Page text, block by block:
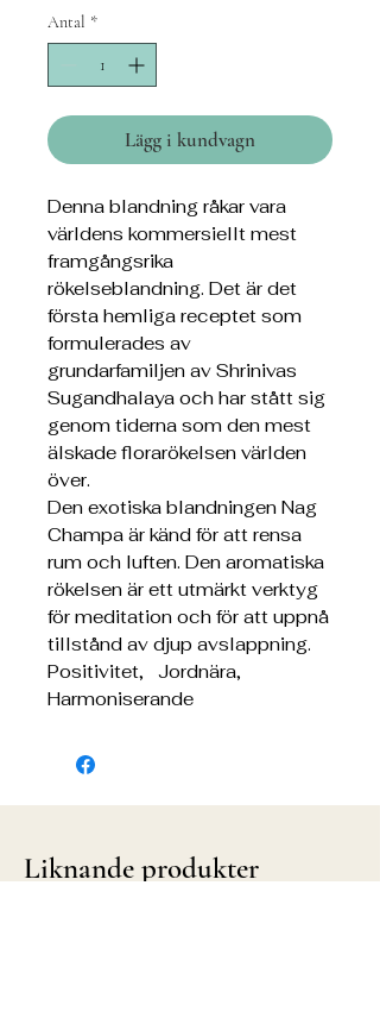
Antal *
Lägg i kundvagn
Denna blandning råkar vara
världens kommersiellt mest
framgångsrika
rökelseblandning. Det är det
första hemliga receptet som
formulerades av
grundarfamiljen av Shrinivas
Sugandhalaya och har stått sig
genom tiderna som den mest
älskade florarökelsen världen
över.
Den exotiska blandningen Nag
Champa är känd för att rensa
rum och luften. Den aromatiska
rökelsen är ett utmärkt verktyg
för meditation och för att uppnå
tillstånd av djup avslappning.
Positivitet,
Jordnära,
Harmoniserande
Liknande produkter